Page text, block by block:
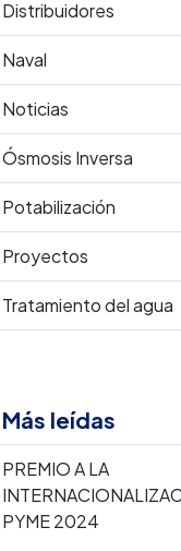
Distribuidores
Naval
Noticias
Ósmosis Inversa
Potabilización
Proyectos
Tratamiento del agua
Más leídas
PREMIO A LA
PYME 2024